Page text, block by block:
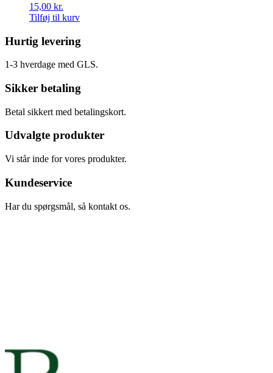
15,00 kr.
Tilføj til kurv
Hurtig levering
1-3 hverdage med GLS.
Sikker betaling
Betal sikkert med betalingskort.
Udvalgte produkter
Vi står inde for vores produkter.
Kundeservice
Har du spørgsmål, så kontakt os.